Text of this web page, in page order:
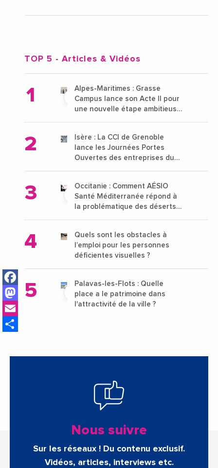
Facebook
Mastodon
TOP 5 - Articles & Vidéos
Alpes-Maritimes : Grasse
Campus lance son Acte II pour
une nouvelle étape ambitieuse
Isère : La CCI de Grenoble
lance les Journées Portes
Ouvertes des entreprises du
Occitanie : Comment AÉSIO
Santé Méditerranée répond à
la problématique des déserts
Quels sont les obstacles à
l’emploi pour les personnes
déficientes visuelles ?
Palavas-les-Flots : Quelle
place a le patrimoine dans
l'attractivité de la ville ?
Nous suivre
Sur les réseaux ! Du contenu exclusif.
Vidéos, articles, interviews etc.